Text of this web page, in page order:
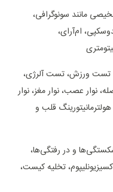
مانند سونوگرافی،
ام‌آر‌ای،
تست ورزش، تست آلرژی،
نوار عصب، نوار مغز، نوار
قلب و
و در رفتگی‌ها،
تخلیه کیست،